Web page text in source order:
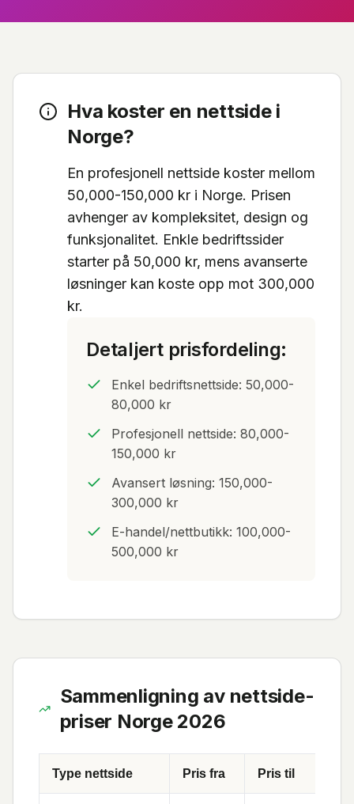
Hva koster en nettside i
Norge?
En profesjonell nettside koster mellom
50,000-150,000 kr i Norge. Prisen
avhenger av kompleksitet, design og
funksjonalitet. Enkle bedriftssider
starter på 50,000 kr, mens avanserte
løsninger kan koste opp mot 300,000
kr.
Detaljert prisfordeling:
Enkel bedriftsnettside: 50,000-
80,000 kr
Profesjonell nettside: 80,000-
150,000 kr
Avansert løsning: 150,000-
300,000 kr
E-handel/nettbutikk: 100,000-
500,000 kr
Sammenligning av nettside-
priser Norge 2026
Type nettside Pris fra Pris til